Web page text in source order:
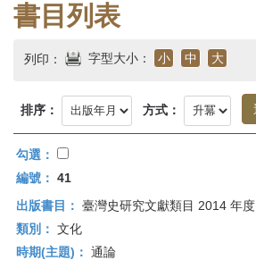
研
究
首
頁
書目列表
列印： 字型大小： 小 中 大
排序： 方式：
勾選：
編號： 41
出版書目： 臺灣史研究文獻類目 2014 年度
類別： 文化
時期(主題)： 通論